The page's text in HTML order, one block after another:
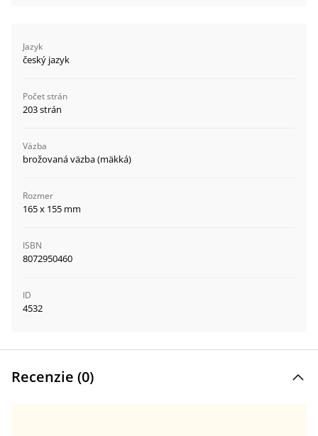
Jazyk
český jazyk
Počet strán
203 strán
Väzba
brožovaná väzba (mäkká)
Rozmer
165 x 155 mm
ISBN
8072950460
ID
4532
Recenzie (0)